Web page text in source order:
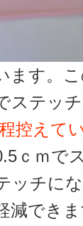
ます。
ステッ
控えて
ｃｍで
ッチに
減できま